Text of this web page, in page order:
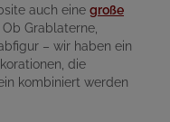
auch eine große
Ob Grablaterne,
– wir haben ein
die
kombiniert werden